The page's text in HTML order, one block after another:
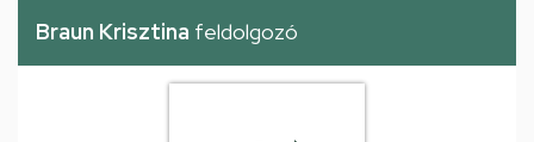
Braun Krisztina feldolgozó